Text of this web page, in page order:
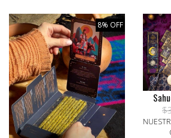
8% OFF